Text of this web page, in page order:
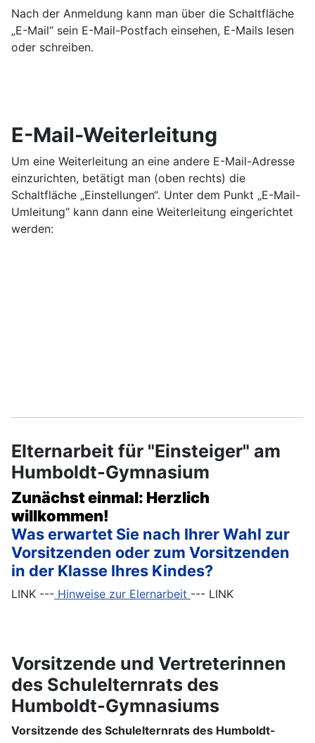
Nach der Anmeldung kann man über die Schaltfläche
„E-Mail“ sein E-Mail-Postfach einsehen, E-Mails lesen
oder schreiben.
E-Mail-Weiterleitung
Um eine Weiterleitung an eine andere E-Mail-Adresse
einzurichten, betätigt man (oben rechts) die
Schaltfläche „Einstellungen“. Unter dem Punkt „E-Mail-
Umleitung“ kann dann eine Weiterleitung eingerichtet
werden:
Elternarbeit für "Einsteiger" am
Humboldt-Gymnasium
Zunächst einmal: Herzlich
willkommen!
Was erwartet Sie nach Ihrer Wahl zur
Vorsitzenden oder zum Vorsitzenden
in der Klasse Ihres Kindes?
LINK --- Hinweise zur Elernarbeit --- LINK
Vorsitzende und Vertreterinnen
des Schulelternrats des
Humboldt-Gymnasiums
Vorsitzende des Schulelternrats des Humboldt-